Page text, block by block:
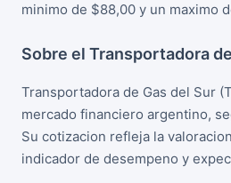
minimo de $88,00 y un maximo
Sobre el Transportadora
Transportadora de Gas del Sur
mercado financiero argentino,
Su cotizacion refleja la
indicador de desempeno y